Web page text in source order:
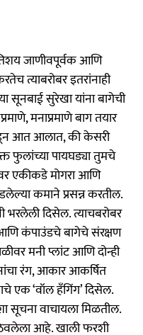
जाणीवपूर्वक आणि
त्याबरोबर इतरांनाही
सुरेखा यांना बागेची
मनाप्रमाणे बाग तयार
आत आलात, की केसरी
फुलांच्या पायघड्या तुमचे
एकीकडे मोगरा आणि
कमाने प्रसन्न करतील.
भरलेली दिसेल. त्याचबरोबर
कंपाउंडचे बागेचे संरक्षण
मनी प्लांट आणि दोन्ही
रंग, आकार आकर्षित
एक ‘वॉल हँगिंग’ दिसेल.
सूचना वाचायला मिळतील.
ठेवलेला आहे. खाली फरशी